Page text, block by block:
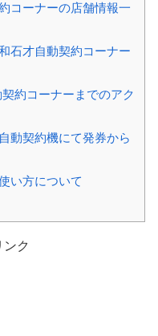
コーナーの店舗情報一
石才自動契約コーナー
約コーナーまでのアク
動契約機にて発券から
い方について
ンク